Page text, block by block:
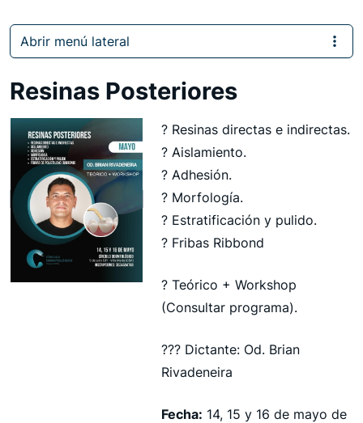
Resinas Posteriores
?️ Resinas directas e indirectas.
?️ Aislamiento.
?️ Adhesión.
?️ Morfología.
?️ Estratificación y pulido.
?️ Fribas Ribbond
? Teórico + Workshop
(Consultar programa).
??‍? Dictante: Od. Brian
Rivadeneira
Fecha: 14, 15 y 16 de mayo de
Abrir menú lateral